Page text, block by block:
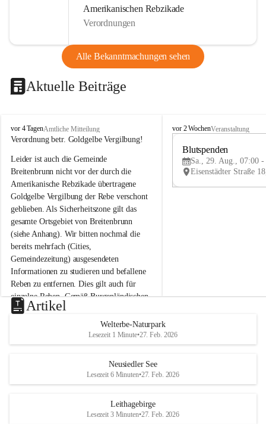
Amerikanischen Rebzikade
Verordnungen
Alle Bekanntmachungen sehen
Aktuelle Beiträge
B
r
i
t
e
n
b
r
u
n
n
a
m
N
e
u
s
d
S
vor 4 TagenAmtliche Mitteilung
Verordnung betr. Goldgelbe Vergilbung!
Leider ist auch die Gemeinde
Breitenbrunn nicht vor der durch die
Amerikanische Rebzikade übertragene
Goldgelbe Vergilbung der Rebe verschont
geblieben. Als Sicherheitszone gilt das
gesamte Ortsgebiet von Breitenbrunn
(siehe Anhang). Wir bitten nochmal die
bereits mehrfach (Cities,
Gemeindezeitung) ausgesendeten
Informationen zu studieren und befallene
Reben zu entfernen. Dies gilt auch für
einzelne Reben. Gemäß Burgenländischen
Weinbaugesetz sind nicht gepflegte oder
unzulässige Weingärten zu roden! Bitte
helfen wir zusammen um unsere Winzer
vor den prognostizierten Ernteausfällen
und den daraus folgenden wirtschaftlichen
Maßnahmen zur Bekämpfung
B
e
u
e
d
r
S
vor 2 WochenVeranstaltung
Blutspenden
Sa., 29. Aug., 07:00 -
Artikel
Welterbe-Naturpark
Lesezeit 1 Minute•27. Feb. 2026
Neusiedler See
Lesezeit 6 Minuten•27. Feb. 2026
Leithagebirge
Lesezeit 3 Minuten•27. Feb. 2026